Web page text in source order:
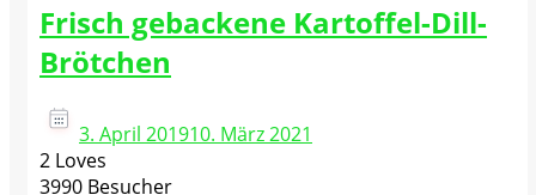
Frisch gebackene Kartoffel-Dill-
Brötchen
3. April 201910. März 2021
2 Loves
3990 Besucher